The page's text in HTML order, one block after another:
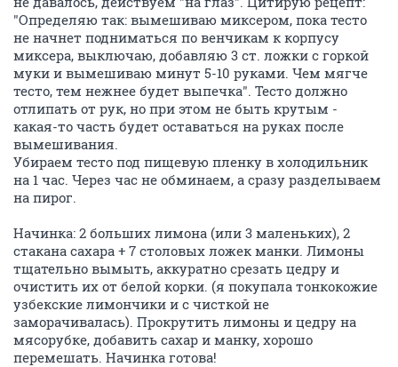
"Определяю так: вымешиваю миксером, пока тесто
не начнет подниматься по венчикам к корпусу
миксера, выключаю, добавляю 3 ст. ложки с горкой
муки и вымешиваю минут 5-10 руками. Чем мягче
тесто, тем нежнее будет выпечка". Тесто должно
отлипать от рук, но при этом не быть крутым -
какая-то часть будет оставаться на руках после
вымешивания.
Убираем тесто под пищевую пленку в холодильник
на 1 час. Через час не обминаем, а сразу разделываем
на пирог.
Начинка: 2 больших лимона (или 3 маленьких), 2
стакана сахара + 7 столовых ложек манки. Лимоны
тщательно вымыть, аккуратно срезать цедру и
очистить их от белой корки. (я покупала тонкокожие
узбекские лимончики и с чисткой не
заморачивалась). Прокрутить лимоны и цедру на
мясорубке, добавить сахар и манку, хорошо
перемешать. Начинка готова!